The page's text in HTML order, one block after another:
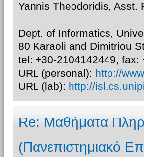
Yannis Theodoridis, Asst.
Dept. of Informatics,
80 Karaoli and Dimitriou
tel: +30-2104142449,
URL (personal): http://
URL (lab): http://
Re: Μαθήματα
(Πανεπιστημιακό